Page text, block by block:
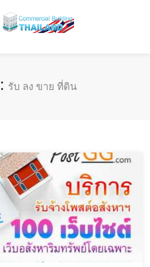
รับ ลง ขาย ที่ดิน